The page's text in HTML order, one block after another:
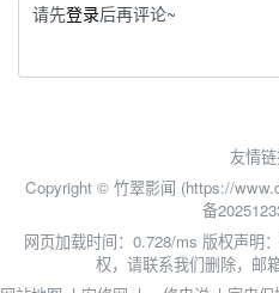
请先登录后再评论~
友情链
Copyright © 竹翠影闻 (https://
备
网页加载时间：0.728/ms 版权声明
权，请联系我们删除，邮